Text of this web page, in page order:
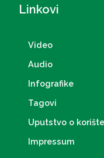
Linkovi
Video
Audio
Infografike
Tagovi
Uputstvo o
Impressum